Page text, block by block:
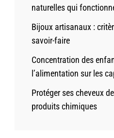
naturelles qui
Bijoux artisanaux :
savoir-faire
Concentration des
l’alimentation sur les
Protéger ses cheveux
produits chimiques